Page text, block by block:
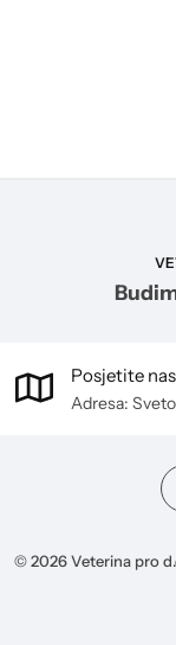
Posjetite nas
Adresa:
© 2026 Veterina pro